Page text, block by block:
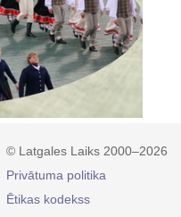
© Latgales Laiks 2000–2026
Privātuma politika
Ētikas kodekss